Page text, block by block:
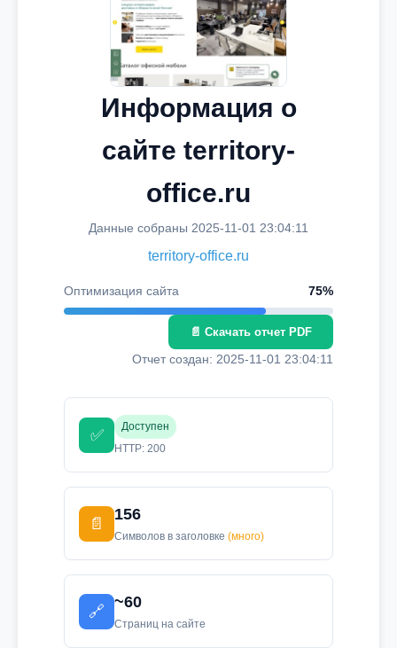
Информация о
сайте territory-
office.ru
Данные собраны 2025-11-01 23:04:11
territory-office.ru
Оптимизация сайта 75%
📄 Скачать отчет PDF
Отчет создан: 2025-11-01 23:04:11
✅
Доступен
HTTP: 200
📄
156
Символов в заголовке (много)
🔗
~60
Страниц на сайте